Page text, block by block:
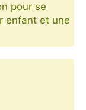
pour se
enfant et une